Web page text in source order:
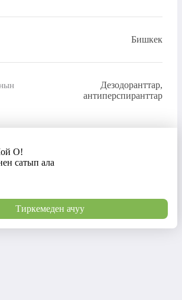
Бишкек
Дезодоранттар,
антиперспиранттар
О!
сатып ала
Тиркемеден ачуу